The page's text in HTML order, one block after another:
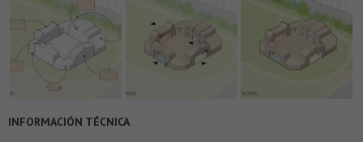
INFORMACIÓN TÉCNICA